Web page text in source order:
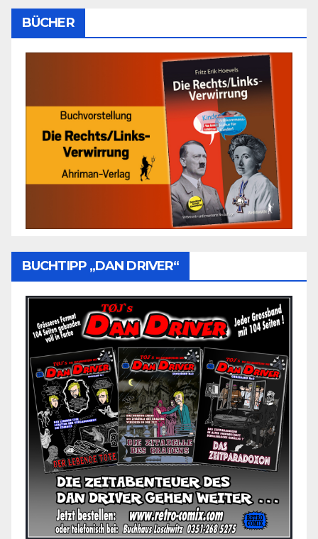
BÜCHER
BUCHTIPP „DAN DRIVER“